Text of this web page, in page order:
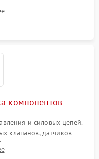
жмыха и накипи.
с использованием
компонентов
и силовых цепей.
клапанов, датчиков
степени износа
колец гидросистемы